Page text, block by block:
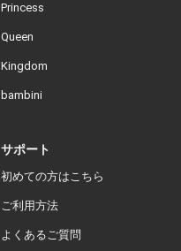
Princess
Queen
Kingdom
bambini
サポート
初めての方はこちら
ご利用方法
よくあるご質問